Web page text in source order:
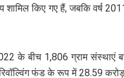
किए गए हैं, जबकि वर्ष
के बीच 1,806 ग्राम संस्थाएं
फंड के रूप में 28.59